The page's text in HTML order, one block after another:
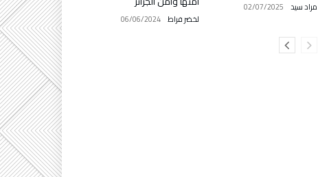
لخضر فراط 06/06/2024
مراد سيد 02/07/2025